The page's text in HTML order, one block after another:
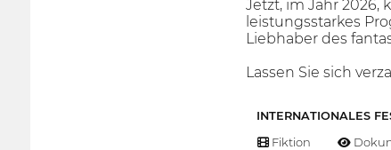
Jetzt, im Jahr 2026,
leistungsstarkes
Liebhaber des
Lassen Sie sich
INTERNATIONALES
Fiktion